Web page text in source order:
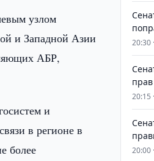
узлом
и Западной Азии
АБР,
и
в регионе в
более
20:30
20:15
20:00